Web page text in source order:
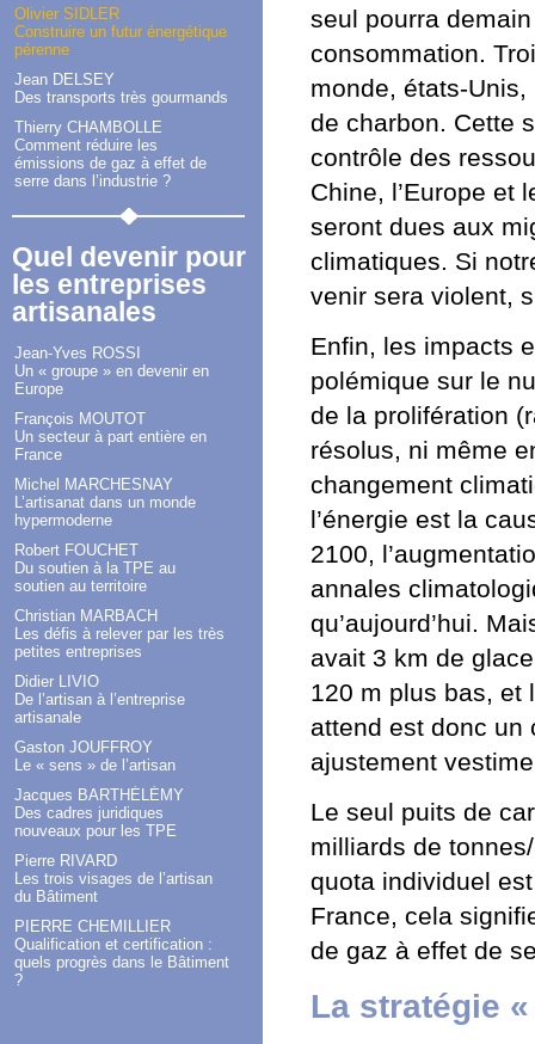
Olivier SIDLER
Construire un futur énergétique
pérenne
Jean DELSEY
Des transports très gourmands
Thierry CHAMBOLLE
Comment réduire les
émissions de gaz à effet de
serre dans l’industrie ?
Quel devenir pour
les entreprises
artisanales
Jean-Yves ROSSI
Un « groupe » en devenir en
Europe
François MOUTOT
Un secteur à part entière en
France
Michel MARCHESNAY
L’artisanat dans un monde
hypermoderne
Robert FOUCHET
Du soutien à la TPE au
soutien au territoire
Christian MARBACH
Les défis à relever par les très
petites entreprises
Didier LIVIO
De l’artisan à l’entreprise
artisanale
Gaston JOUFFROY
Le « sens » de l’artisan
Jacques BARTHÉLÉMY
Des cadres juridiques
nouveaux pour les TPE
Pierre RIVARD
Les trois visages de l’artisan
du Bâtiment
PIERRE CHEMILLIER
Qualification et certification :
quels progrès dans le Bâtiment
?
seul pourra
consommation.
monde, états-
de charbon. Cette
contrôle des
Chine, l’Europe et
seront dues aux
climatiques. Si
venir sera violent,
Enfin, les impacts
polémique sur le
de la prolifération
résolus, ni même
changement
l’énergie est la
2100,
annales
qu’aujourd’hui.
avait 3 km de
120 m plus bas, et
attend est donc un
ajustement
Le seul puits de
milliards de
quota individuel
France, cela
de gaz à effet de
La stratégie